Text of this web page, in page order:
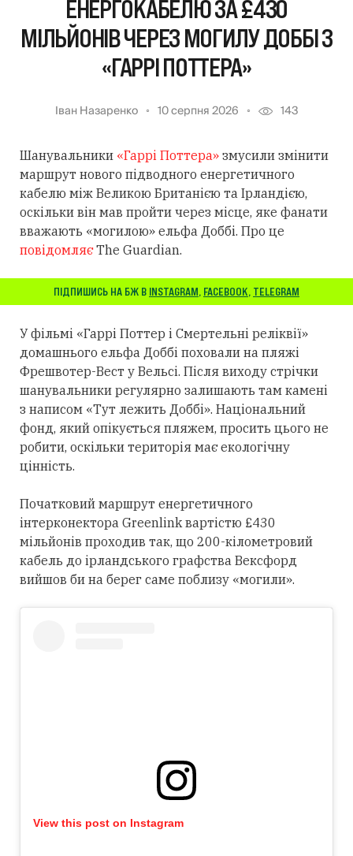
ЕНЕРГОКАБЕЛЮ ЗА £430
МІЛЬЙОНІВ ЧЕРЕЗ МОГИЛУ ДОББІ З
«ГАРРІ ПОТТЕРА»
Іван Назаренко 10 серпня 2026 143
Шанувальники «Гаррі Поттера» змусили змінити
маршрут нового підводного енергетичного
кабелю між Великою Британією та Ірландією,
оскільки він мав пройти через місце, яке фанати
вважають «могилою» ельфа Доббі. Про це
повідомляєThe Guardian.
ПІДПИШИСЬ НА БЖ В INSTAGRAM, FACEBOOK, TELEGRAM
У фільмі «Гаррі Поттер і Смертельні реліквії»
домашнього ельфа Доббі поховали на пляжі
Фрешвотер-Вест у Вельсі. Після виходу стрічки
шанувальники регулярно залишають там камені
з написом «Тут лежить Доббі». Національний
фонд, який опікується пляжем, просить цього не
робити, оскільки територія має екологічну
цінність.
Початковий маршрут енергетичного
інтерконектора Greenlink вартістю £430
мільйонів проходив так, що 200-кілометровий
кабель до ірландського графства Вексфорд
вийшов би на берег саме поблизу «могили».
View this post on Instagram